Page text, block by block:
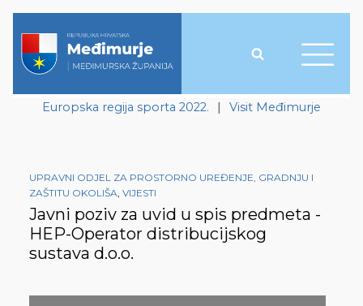
Europska regija sporta 2022. | Visit Međimurje
UPRAVNI ODJEL ZA PROSTORNO UREĐENJE, GRADNJU I
ZAŠTITU OKOLIŠA, VIJESTI
Javni poziv za uvid u spis predmeta -
HEP-Operator distribucijskog
sustava d.o.o.